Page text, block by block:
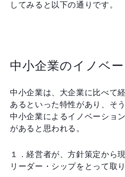
してみると以下の通りです。
中小企業のイノベ
中小企業は、大企業に比べて
あるといった特性があり、そ
中小企業によるイノベーショ
があると思われる。
１．経営者が、方針策定から
リーダー・シップをとって取